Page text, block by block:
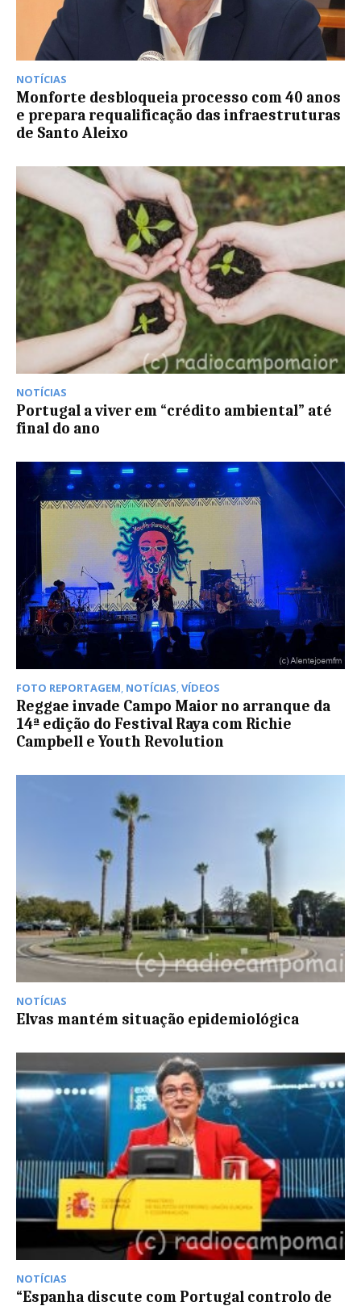
NOTÍCIAS
Monforte desbloqueia processo com 40 anos
e prepara requalificação das infraestruturas
de Santo Aleixo
NOTÍCIAS
Portugal a viver em “crédito ambiental” até
final do ano
FOTO REPORTAGEM, NOTÍCIAS,VÍDEOS
Reggae invade Campo Maior no arranque da
14ª edição do Festival Raya com Richie
Campbell e Youth Revolution
NOTÍCIAS
Elvas mantém situação epidemiológica
NOTÍCIAS
“Espanha discute com Portugal controlo de